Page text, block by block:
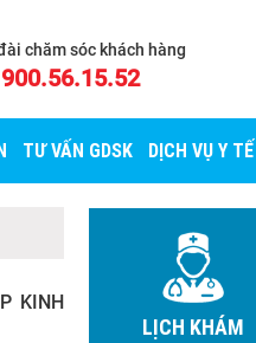
chăm sóc khách hàng
TƯ VẤN GDSK DỊCH VỤ Y TẾ
KINH
LỊCH KHÁM